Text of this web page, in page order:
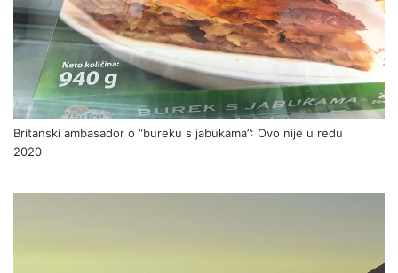
Britanski ambasador o “bureku s jabukama”: Ovo nije u redu
2020